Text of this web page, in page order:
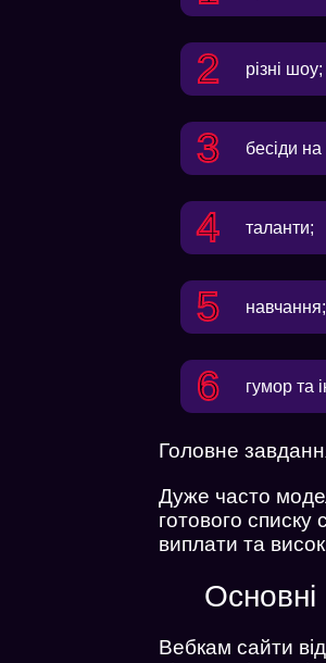
різні шоу;
бесіди на
таланти;
навчання;
гумор та
Головне
Дуже часто
готового списку
виплати та
Основні
Вебкам сайти